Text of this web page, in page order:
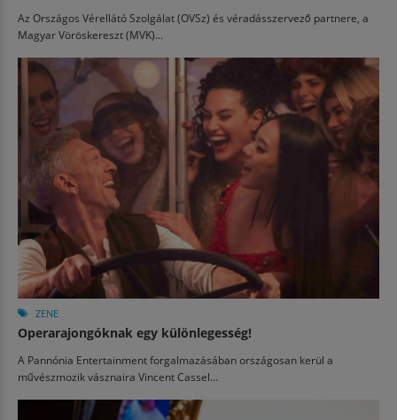
Az Országos Vérellátó Szolgálat (OVSz) és véradásszervező partnere, a
Magyar Vöröskereszt (MVK)...
ZENE
Operarajongóknak egy különlegesség!
A Pannónia Entertainment forgalmazásában országosan kerül a
művészmozik vásznaira Vincent Cassel...